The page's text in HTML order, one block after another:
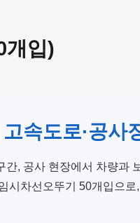
개입)
속도로·공사
간, 공사 현장에서 차량과
시차선오뚜기 50개입으